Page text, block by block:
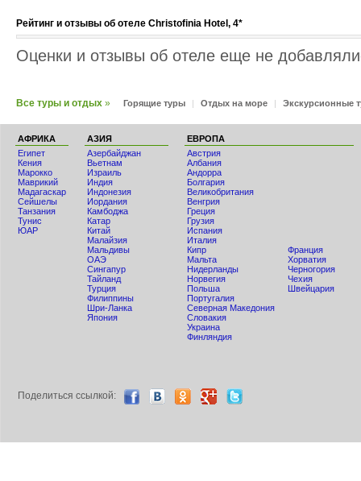
Рейтинг и отзывы об отеле Christofinia Hotel, 4*
Оценки и отзывы об отеле еще не
Все туры и отдых » Горящие туры | Отдых на море | Экскурсионные
АФРИКА
Египет
Кения
Мaрокко
Маврикий
Мадагаскар
Сейшелы
Танзания
Тунис
ЮАР
АЗИЯ
Азербайджан
Вьетнам
Израиль
Индия
Индонезия
Иордания
Камбоджа
Катар
Китай
Малайзия
Мальдивы
ОАЭ
Сингапур
Тайланд
Турция
Филиппины
Шри-Ланка
Япония
ЕВРОПА
Австрия
Албания
Андорра
Болгария
Великобритания
Венгрия
Греция
Грузия
Испания
Италия
Кипр
Мальта
Нидерланды
Норвегия
Польша
Португалия
Северная Македония
Словакия
Украина
Финляндия
Франция
Хорватия
Черногория
Чехия
Швейцария
Поделиться ccылкой: